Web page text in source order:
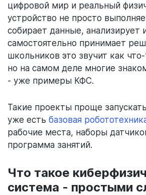
цифровой мир и реальный
устройство не просто
собирает данные, анализирует
самостоятельно принимает
школьников это звучит как
но на самом деле многие
- уже примеры КФС.
Такие проекты проще
уже есть базовая
рабочие места, наборы
программа занятий.
Что такое
система - простыми